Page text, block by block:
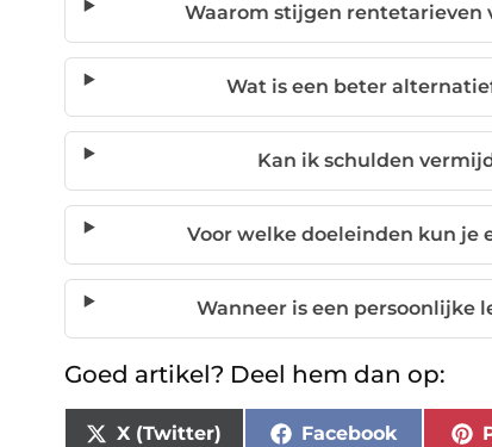
Waarom stijgen rentetarieven
Wat is een beter
Kan ik schulden
Voor welke doeleinden kun je
Wanneer is een persoonlijke
Goed artikel? Deel hem dan op:
X (Twitter) Facebook